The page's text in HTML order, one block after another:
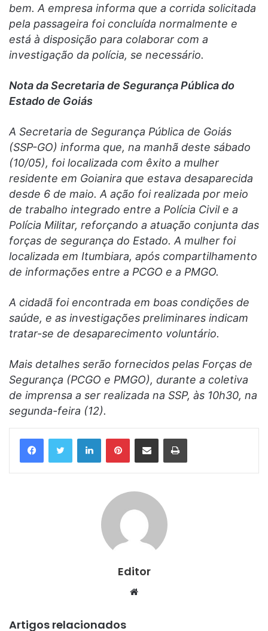
bem. A empresa informa que a corrida solicitada
pela passageira foi concluída normalmente e
está à disposição para colaborar com a
investigação da polícia, se necessário.
Nota da Secretaria de Segurança Pública do
Estado de Goiás
A Secretaria de Segurança Pública de Goiás
(SSP-GO) informa que, na manhã deste sábado
(10/05), foi localizada com êxito a mulher
residente em Goianira que estava desaparecida
desde 6 de maio. A ação foi realizada por meio
de trabalho integrado entre a Polícia Civil e a
Polícia Militar, reforçando a atuação conjunta das
forças de segurança do Estado. A mulher foi
localizada em Itumbiara, após compartilhamento
de informações entre a PCGO e a PMGO.
A cidadã foi encontrada em boas condições de
saúde, e as investigações preliminares indicam
tratar-se de desaparecimento voluntário.
Mais detalhes serão fornecidos pelas Forças de
Segurança (PCGO e PMGO), durante a coletiva
de imprensa a ser realizada na SSP, às 10h30, na
segunda-feira (12).
LinkedinPinterestCompartilhar via e-mail Imprimir
Editor
Website
Artigos relacionados